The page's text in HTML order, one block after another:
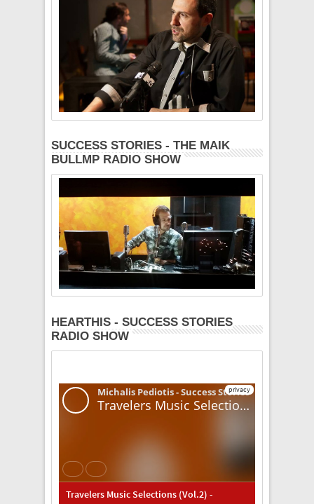
SUCCESS STORIES - THE MAIK
BULLMP RADIO SHOW
HEARTHIS - SUCCESS STORIES
RADIO SHOW